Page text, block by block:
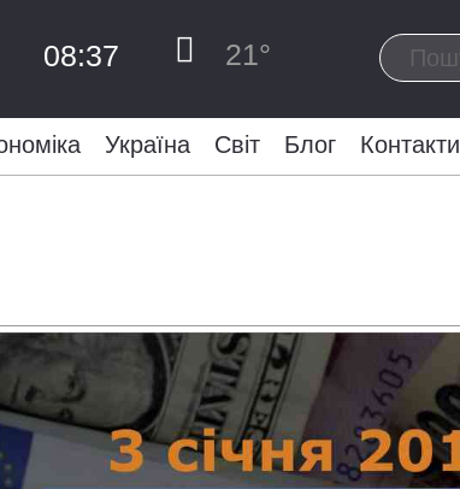
08:37 21°
Україна Світ Блог Контакти